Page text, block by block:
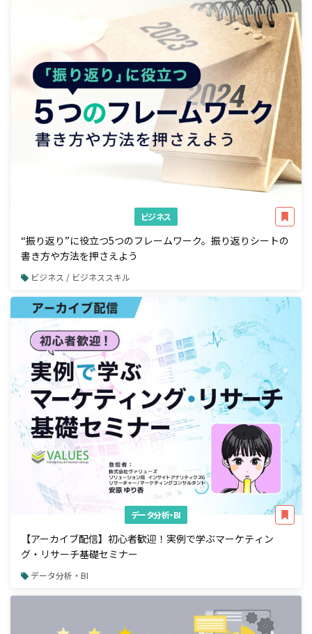
ビジネス
“振り返り”に役立つ5つのフレームワーク。振り返りシートの
書き方や方法を押さえよう
ビジネス / ビジネススキル
データ分析・BI
【アーカイブ配信】初心者歓迎！実例で学ぶマーケティン
グ・リサーチ基礎セミナー
データ分析・BI